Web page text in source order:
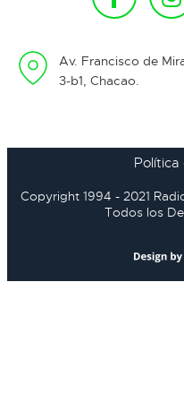
Av. Francisco de
3-b1, Chacao.
Política
Copyright 1994 - 2021
Todos los